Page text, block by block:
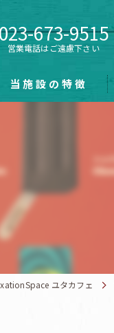
673-9515
営業電話はご遠慮下さい
当施設の特徴
手もみ
ホワイトニング
ユタカフェ